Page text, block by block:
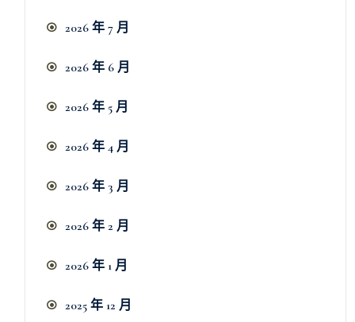
2026 年 7 月
2026 年 6 月
2026 年 5 月
2026 年 4 月
2026 年 3 月
2026 年 2 月
2026 年 1 月
2025 年 12 月